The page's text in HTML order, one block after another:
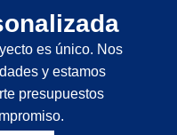
es único. Nos
y estamos
presupuestos